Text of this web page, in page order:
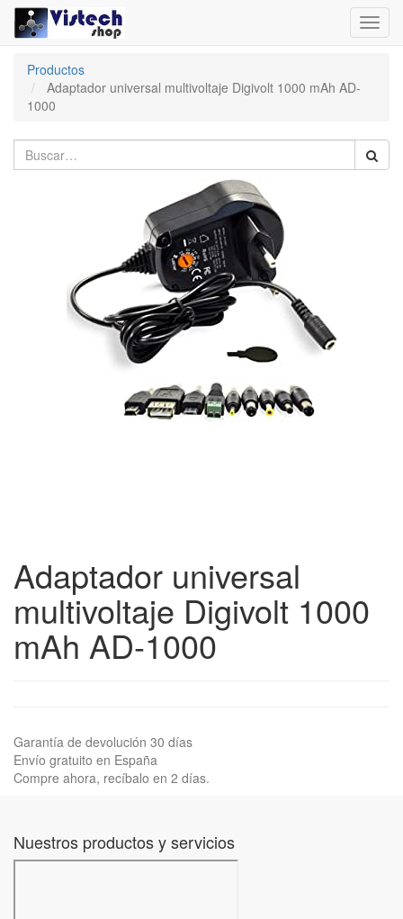
Productos
Adaptador universal multivoltaje Digivolt 1000 mAh AD-
1000
Adaptador universal
multivoltaje Digivolt 1000
mAh AD-1000
Garantía de devolución 30 días
Envío gratuito en España
Compre ahora, recíbalo en 2 días.
Nuestros productos y servicios